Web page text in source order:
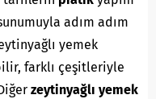
adım adım
yemek
farklı çeşitleriyle
zeytinyağlı yemek